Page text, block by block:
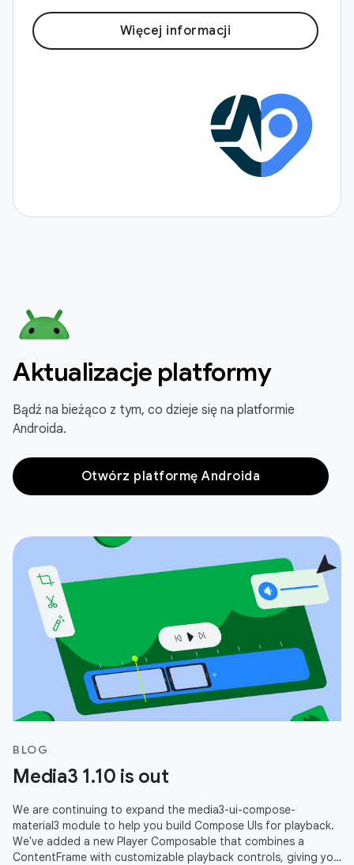
Więcej informacji
Aktualizacje platformy
Bądź na bieżąco z tym, co dzieje się na platformie
Androida.
Otwórz platformę Androida
BLOG
Media3 1.10 is out
We are continuing to expand the media3-ui-compose-
material3 module to help you build Compose UIs for playback.
We've added a new Player Composable that combines a
ContentFrame with customizable playback controls, giving you